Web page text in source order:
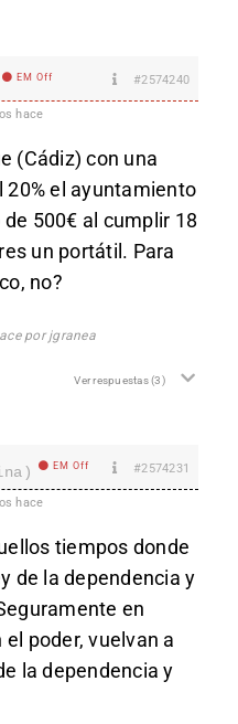
EM Off #2574240
hace
(Cádiz) con una
20% el ayuntamiento
de 500€ al cumplir 18
un portátil. Para
no?
por jgranea
Ver respuestas(3)
EM Off #2574231
hace
tiempos donde
de la dependencia y
en
poder, vuelvan a
la dependencia y